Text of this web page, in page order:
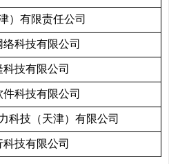
）有限责任公司
科技有限公司
科技有限公司
科技有限公司
科技（天津）有限公司
技有限公司